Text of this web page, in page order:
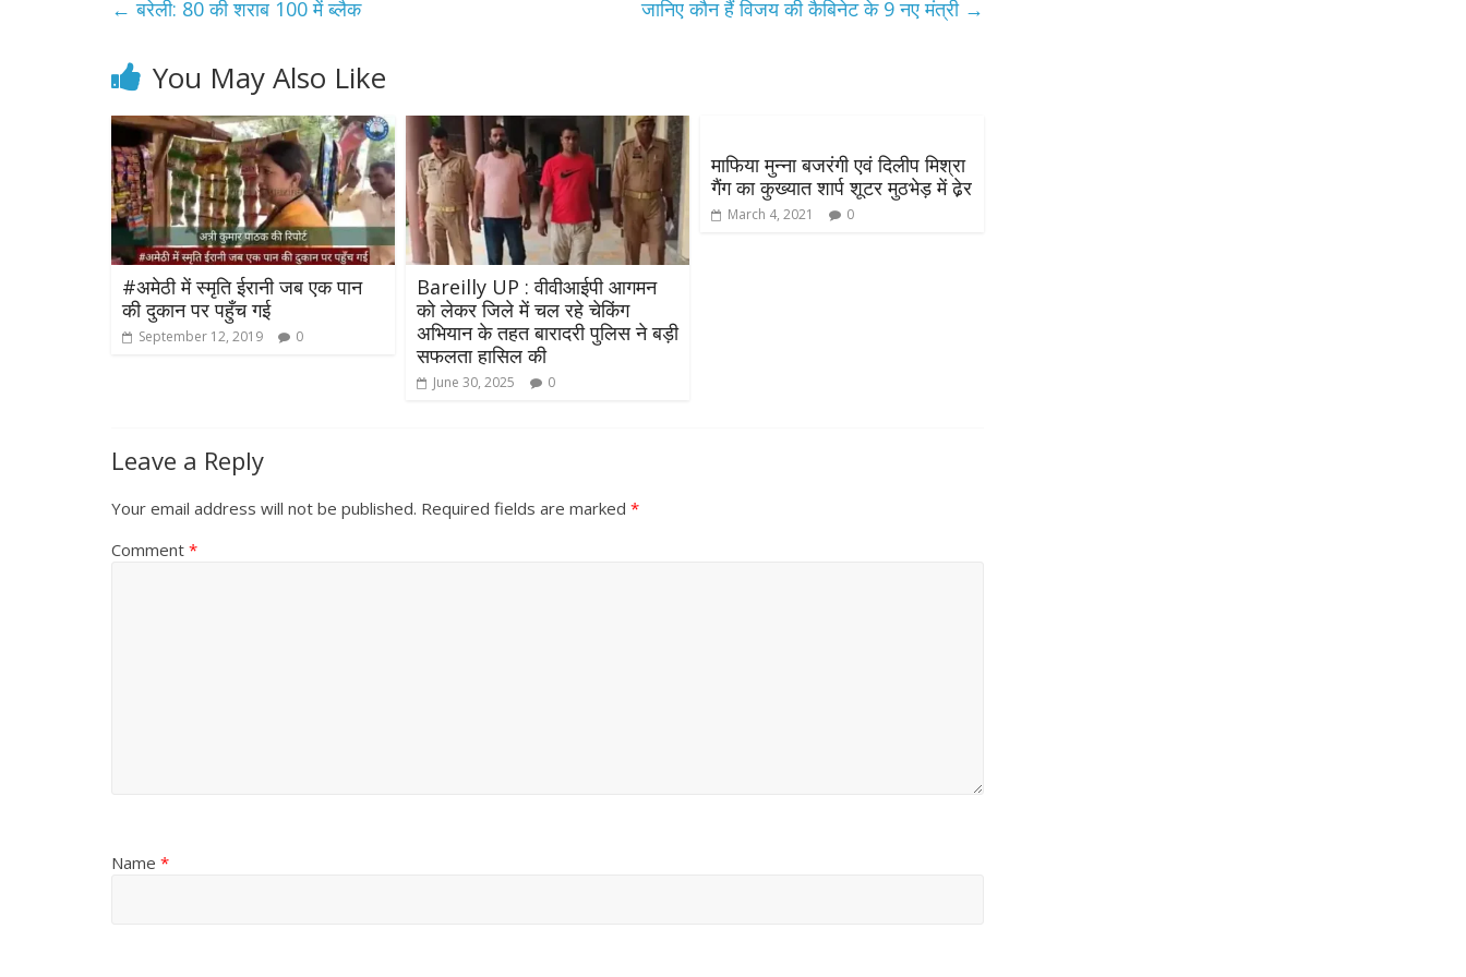
← बरेली: 80 की शराब 100 में ब्लैक जानिए कौन हैं विजय की कैबिनेट के 9 नए मंत्री →
You May Also Like
#अमेठी में स्मृति ईरानी जब एक पान
की दुकान पर पहुँच गई
September 12, 2019 0
Bareilly UP : वीवीआईपी आगमन
को लेकर जिले में चल रहे चेकिंग
अभियान के तहत बारादरी पुलिस ने बड़ी
सफलता हासिल की
June 30, 2025 0
माफिया मुन्ना बजरंगी एवं दिलीप मिश्रा
गैंग का कुख्यात शार्प शूटर मुठभेड़ में ढे़र
March 4, 2021 0
Leave a Reply
Your email address will not be published. Required fields are marked *
Comment *
Name *